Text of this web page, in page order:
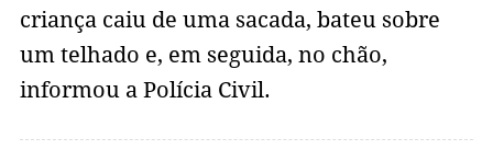
criança caiu de uma sacada, bateu sobre
um telhado e, em seguida, no chão,
informou a Polícia Civil.